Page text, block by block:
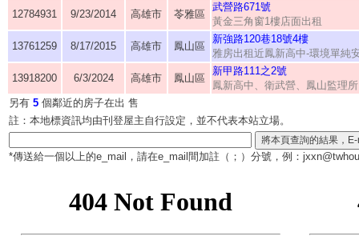
12784931 9/23/2014 高雄市 苓雅區
武營路671號
黃金三角窗1樓店面出租
13761259 8/17/2015 高雄市 鳳山區
新強路120巷18號4樓
雅房出租近鳳新高中-環境單純
13918200 6/3/2024 高雄市 鳳山區
新甲路111之2號
鳳新高中、衛武營、鳳山監理所
另有 5 個鄰近的房子在出 售
註：本地標資訊均由刊登屋主自行設定，並不代表本站立場。
*傳送給一個以上的e_mail，請在e_mail間加註（ ； ）分號，例：